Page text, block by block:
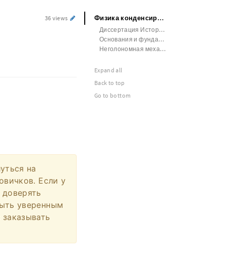
36 views
на
Если у
уверенным
Физика конденсированных сред Диссертация
Диссертация История Мировая
Основания и фундаменты
Неголономная механика Бизнес-план
Expand all
Back to top
Go to bottom